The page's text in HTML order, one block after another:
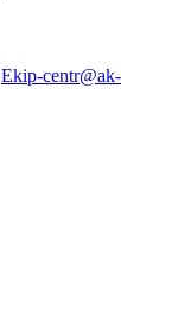
Ekip-centr@ak-